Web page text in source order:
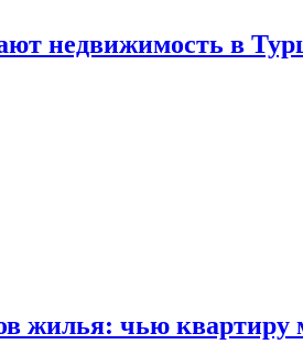
недвижимость в
жилья: чью квартиру